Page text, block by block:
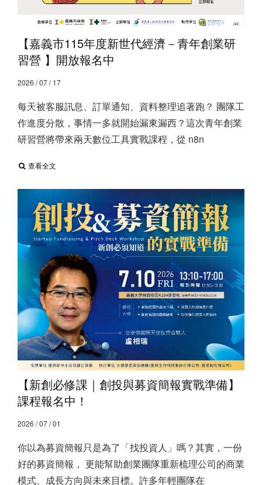
【嘉義市115年度新世代經濟－青年創業研
習營 】開放報名中
2026 / 07 / 17
每天被客服訊息、訂單通知、資料整理追著跑？ ​ 團隊工
作進度分散，事情一多就開始漏東漏西？ ​ 這次青年創業
研習營將帶來兩天數位工具實戰課程，從 n8n
查看全文
【新創必修課｜創投與募資簡報實戰準備】
課程報名中！
2026 / 07 / 01
你以為募資簡報只是為了「找投資人」嗎？ ​ 其實，一份
好的募資簡報， 更能幫助創業團隊重新梳理公司的商業
模式、成長方向與未來目標。 ​ 許多年輕團隊在